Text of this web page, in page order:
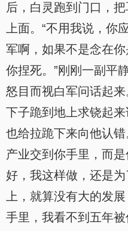
后，白灵跑到门口，
上面。“不用我说，你
军啊，如果不是念在
你捏死。”刚刚一副平
怒目而视白军问话起
下子跪到地上求铙起
也给拉跪下来向他认
产业交到你手里，而
好，我这样做，还是
上，就算没有大的发
手里，我看不到五年